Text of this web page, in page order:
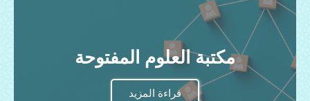
مكتبة العلوم المفتوحة
قراءة المزيد